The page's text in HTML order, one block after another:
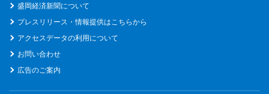
盛岡経済新聞について
プレスリリース・情報提供はこちらから
アクセスデータの利用について
お問い合わせ
広告のご案内